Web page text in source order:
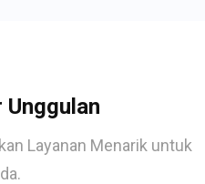
Layanan Menarik untuk